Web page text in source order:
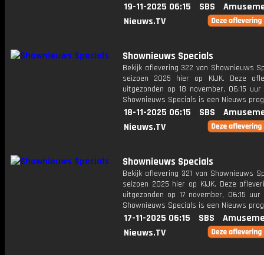
19-11-2025 06:15 SBS
Nieuws.TV
Shownieuws Specials
Bekijk aflevering 322 van Shownieuws
seizoen 2025 hier op KIJK. Deze
uitgezonden op 18 november, 06:15
Shownieuws Specials is een Nieuws
18-11-2025 06:15 SBS
Nieuws.TV
Shownieuws Specials
Bekijk aflevering 321 van Shownieuws
seizoen 2025 hier op KIJK. Deze
uitgezonden op 17 november, 06:15
Shownieuws Specials is een Nieuws
17-11-2025 06:15 SBS
Nieuws.TV